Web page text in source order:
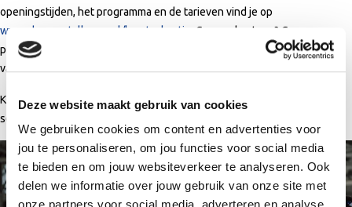
Deze website maakt gebruik van cookies
We gebruiken cookies om content en advertenties voor
jou te personaliseren, om jou functies voor social media
te bieden en om jouw websiteverkeer te analyseren. Ook
delen we informatie over jouw gebruik van onze site met
openingstijden, het programma en de tarieven vind je op
www.demeentalkmaar.nl/kerstvakantie
. Geen schaatsen? Geen
probleem! Schaatsen zijn te huur via FortysixSports in de centrale hal
van het sportcomplex.
Kom langs en geniet van een onvergetelijke kerstvakantie vol
schaatsplezier op IJsbaan De Meent!